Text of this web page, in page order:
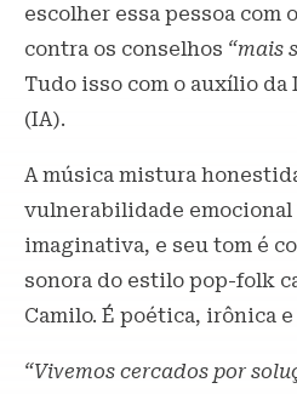
escolher essa pessoa com
contra os conselhos “mais
Tudo isso com o auxílio
(IA).
A música mistura
vulnerabilidade emocional
imaginativa, e seu tom é
sonora do estilo pop-folk
Camilo. É poética, irônica
“Vivemos cercados por